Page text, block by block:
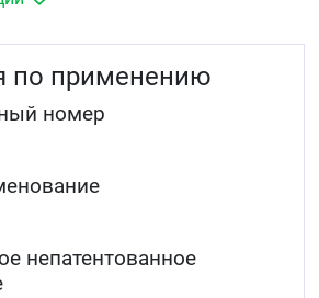
синусит)
(нагноившиеся атеромы,
терапия лекарственно-
простатит.
по применению
номер
непатентованное